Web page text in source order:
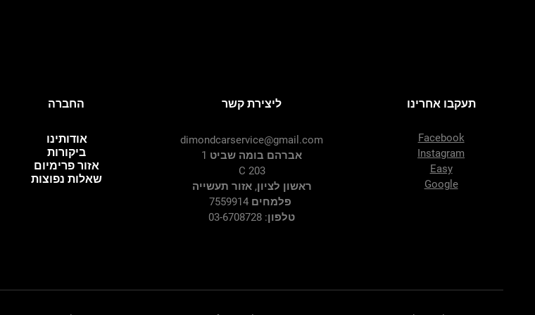
החברה
אודותינו
ביקורות
אזור פרימיום
שאלות נפוצות
ליצירת קשר
dimondcarservice@gmail.com
אברהם בומה שביט 1
C 203
ראשון לציון, אזור תעשייה
טלפון: 03-6708728
תעקבו אחרינו
Facebook
Instagram
Easy
Google